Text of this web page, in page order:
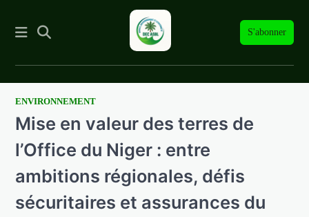
S'abonner
SkipENVIRONNEMENT
Mise en valeur des terres de
l’Office du Niger : entre
ambitions régionales, défis
sécuritaires et assurances du